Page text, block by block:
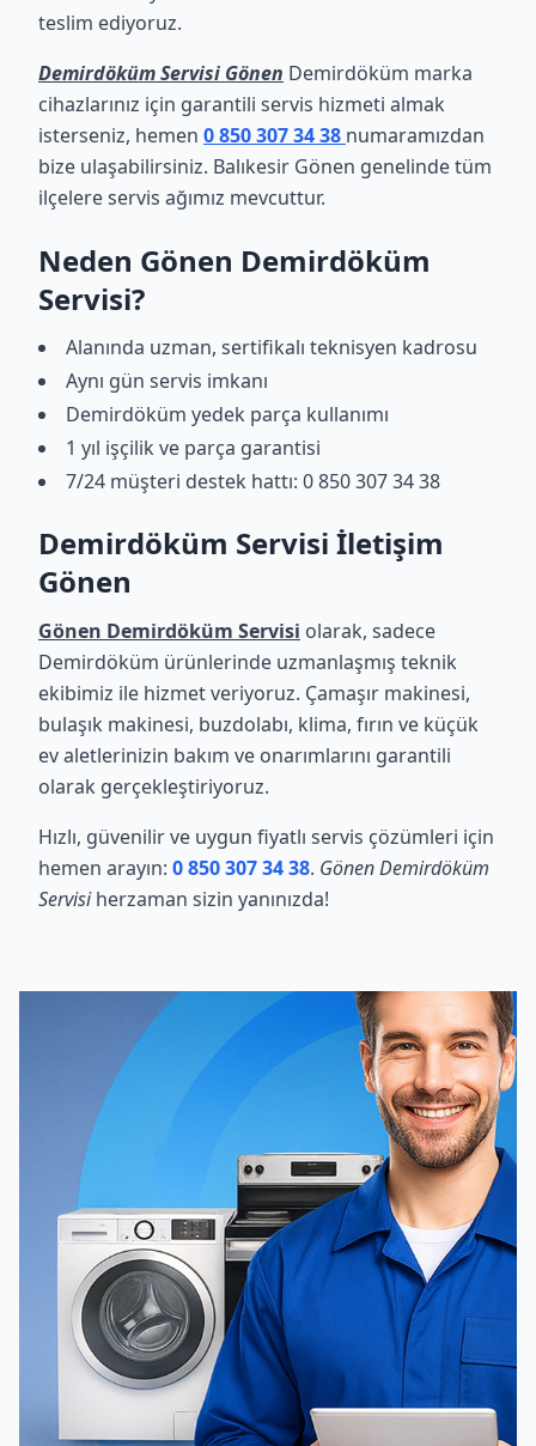
teslim ediyoruz.
Demirdöküm Servisi Gönen Demirdöküm marka
cihazlarınız için garantili servis hizmeti almak
isterseniz, hemen 0 850 307 34 38 numaramızdan
bize ulaşabilirsiniz. Balıkesir Gönen genelinde tüm
ilçelere servis ağımız mevcuttur.
Neden Gönen Demirdöküm
Servisi?
Alanında uzman, sertifikalı teknisyen kadrosu
Aynı gün servis imkanı
Demirdöküm yedek parça kullanımı
1 yıl işçilik ve parça garantisi
7/24 müşteri destek hattı: 0 850 307 34 38
Demirdöküm Servisi İletişim
Gönen
Gönen Demirdöküm Servisi olarak, sadece
Demirdöküm ürünlerinde uzmanlaşmış teknik
ekibimiz ile hizmet veriyoruz. Çamaşır makinesi,
bulaşık makinesi, buzdolabı, klima, fırın ve küçük
ev aletlerinizin bakım ve onarımlarını garantili
olarak gerçekleştiriyoruz.
Hızlı, güvenilir ve uygun fiyatlı servis çözümleri için
hemen arayın: 0 850 307 34 38. Gönen Demirdöküm
Servisiherzaman sizin yanınızda!